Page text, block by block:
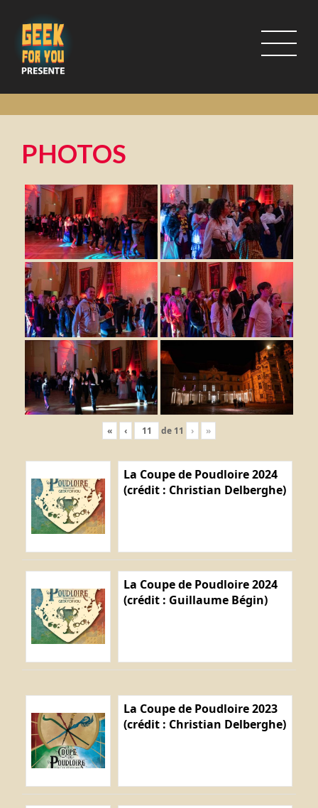
PHOTOS
« ‹ de 11 › »
La Coupe de Poudloire 2024
(crédit : Christian Delberghe)
La Coupe de Poudloire 2024
(crédit : Guillaume Bégin)
La Coupe de Poudloire 2023
(crédit : Christian Delberghe)